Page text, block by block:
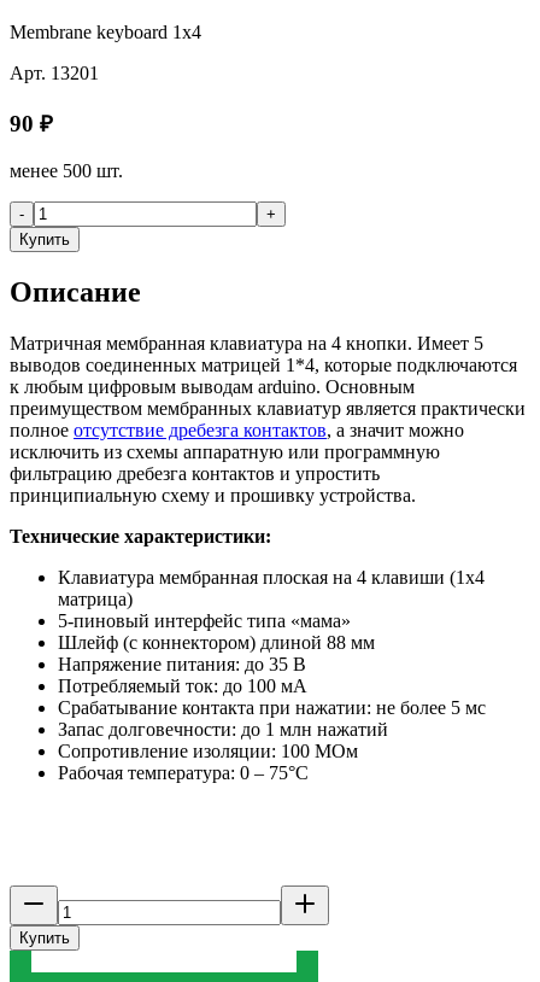
Membrane keyboard 1х4
Арт. 13201
90 ₽
менее 500 шт.
-
+
Купить
Описание
Матричная мембранная клавиатура на 4 кнопки. Имеет 5
выводов соединенных матрицей 1*4, которые подключаются
к любым цифровым выводам arduino. Основным
преимуществом мембранных клавиатур является практически
полное отсутствие дребезга контактов, а значит можно
исключить из схемы аппаратную или программную
фильтрацию дребезга контактов и упростить
принципиальную схему и прошивку устройства.
Технические характеристики:
Клавиатура мембранная плоская на 4 клавиши (1х4
матрица)
5-пиновый интерфейс типа «мама»
Шлейф (с коннектором) длиной 88 мм
Напряжение питания: до 35 В
Потребляемый ток: до 100 мА
Срабатывание контакта при нажатии: не более 5 мс
Запас долговечности: до 1 млн нажатий
Сопротивление изоляции: 100 MOм
Рабочая температура: 0 – 75°С
Купить